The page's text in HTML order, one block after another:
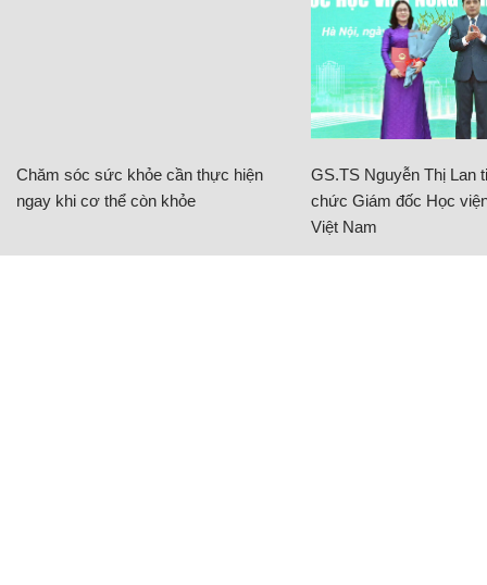
Chăm sóc sức khỏe cần thực hiện
ngay khi cơ thể còn khỏe
GS.TS Nguyễn Thị Lan
chức Giám đốc Học
Việt Nam